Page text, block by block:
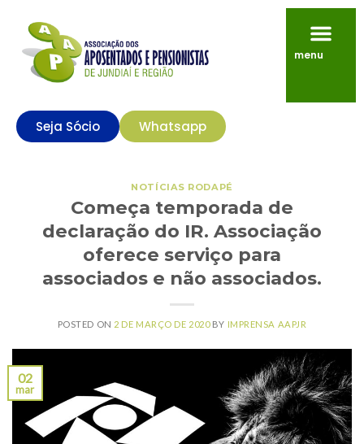
menu
Seja Sócio Whatsapp
NOTÍCIAS RODAPÉ
Começa temporada de
declaração do IR. Associação
oferece serviço para
associados e não associados.
POSTED ON 2 DE MARÇO DE 2020BY IMPRENSA AAPJR
02
mar